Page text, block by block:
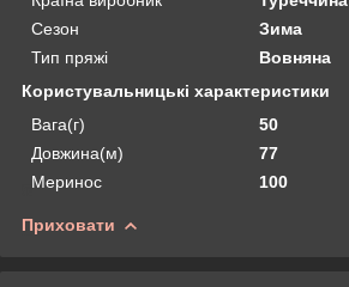
Сезон
Зима
Тип пряжі
Вовняна
Користувальницькі характеристики
Вага(г)
50
Довжина(м)
77
Меринос
100
Приховати